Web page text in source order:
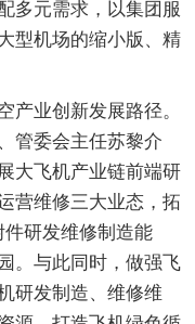
多元需求，以集团服
型机场的缩小版、精
产业创新发展路径。
管委会主任苏黎介
大飞机产业链前端研
营维修三大业态，拓
件研发维修制造能
。与此同时，做强飞
研发制造、维修维